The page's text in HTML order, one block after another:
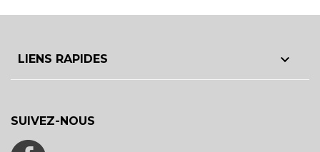
LIENS RAPIDES 
SUIVEZ-NOUS